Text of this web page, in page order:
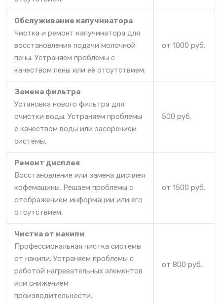
Обслуживание капучинатора
Чистка и ремонт капучинатора для
восстановления подачи молочной
пены. Устраняем проблемы с
качеством пены или её отсутствием.
от 1000 руб.
Замена фильтра
Установка нового фильтра для
очистки воды. Устраняем проблемы
с качеством воды или засорением
системы.
500 руб.
Ремонт дисплея
Восстановление или замена дисплея
кофемашины. Решаем проблемы с
отображением информации или его
отсутствием.
от 1500 руб.
Чистка от накипи
Профессиональная чистка системы
от накипи. Устраняем проблемы с
работой нагревательных элементов
или снижением
производительности.
от 800 руб.